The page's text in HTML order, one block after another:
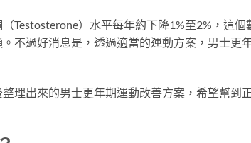
Testosterone）水平每年約下降1%至2%，這個
不過好消息是，透過適當的運動方案，男士更
理出來的男士更年期運動改善方案，希望幫到